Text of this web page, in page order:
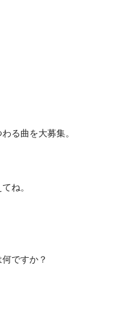
る曲を大募集。
ね。
ですか？